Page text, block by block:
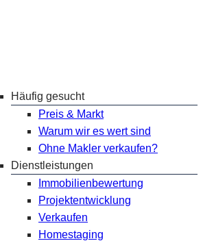
Häufig gesucht
Preis & Markt
Warum wir es wert sind
Ohne Makler verkaufen?
Dienstleistungen
Immobilienbewertung
Projektentwicklung
Verkaufen
Homestaging